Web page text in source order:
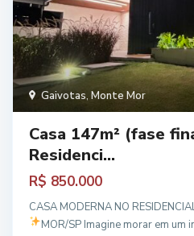
Gaivotas, Monte Mor
Casa 147m² (fase
Residenci...
R$ 850.000
CASA MODERNA NO
MOR/SP Imagine morar em um